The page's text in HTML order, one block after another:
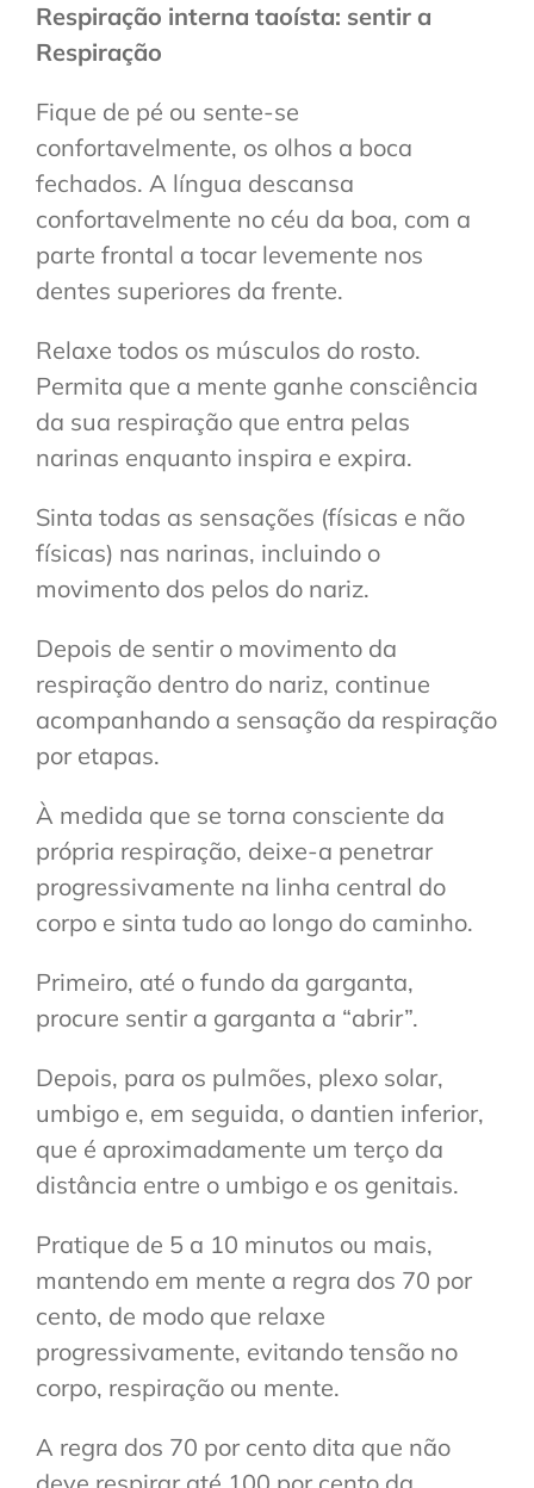
Respiração interna taoísta: sentir a
Respiração
Fique de pé ou sente-se
confortavelmente, os olhos a boca
fechados. A língua descansa
confortavelmente no céu da boa, com a
parte frontal a tocar levemente nos
dentes superiores da frente.
Relaxe todos os músculos do rosto.
Permita que a mente ganhe consciência
da sua respiração que entra pelas
narinas enquanto inspira e expira.
Sinta todas as sensações (físicas e não
físicas) nas narinas, incluindo o
movimento dos pelos do nariz.
Depois de sentir o movimento da
respiração dentro do nariz, continue
acompanhando a sensação da respiração
por etapas.
À medida que se torna consciente da
própria respiração, deixe-a penetrar
progressivamente na linha central do
corpo e sinta tudo ao longo do caminho.
Primeiro, até o fundo da garganta,
procure sentir a garganta a “abrir”.
Depois, para os pulmões, plexo solar,
umbigo e, em seguida, o dantien inferior,
que é aproximadamente um terço da
distância entre o umbigo e os genitais.
Pratique de 5 a 10 minutos ou mais,
mantendo em mente a regra dos 70 por
cento, de modo que relaxe
progressivamente, evitando tensão no
corpo, respiração ou mente.
A regra dos 70 por cento dita que não